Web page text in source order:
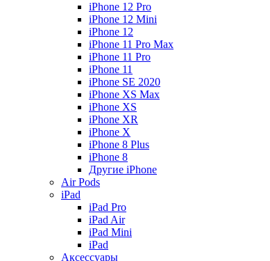
iPhone 12 Pro
iPhone 12 Mini
iPhone 12
iPhone 11 Pro Max
iPhone 11 Pro
iPhone 11
iPhone SE 2020
iPhone XS Max
iPhone XS
iPhone XR
iPhone X
iPhone 8 Plus
iPhone 8
Другие iPhone
Air Pods
iPad
iPad Pro
iPad Air
iPad Mini
iPаd
Аксессуары